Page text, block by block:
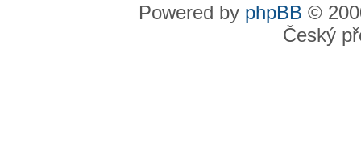
Powered by phpBB ©
Český